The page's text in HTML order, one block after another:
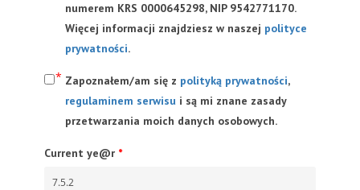
numerem KRS 0000645298, NIP 9542771170.
Więcej informacji znajdziesz w naszej polityce
prywatności.
Zapoznałem/am się z polityką prywatności,
regulaminem serwisu i są mi znane zasady
przetwarzania moich danych osobowych.
Current ye@r *